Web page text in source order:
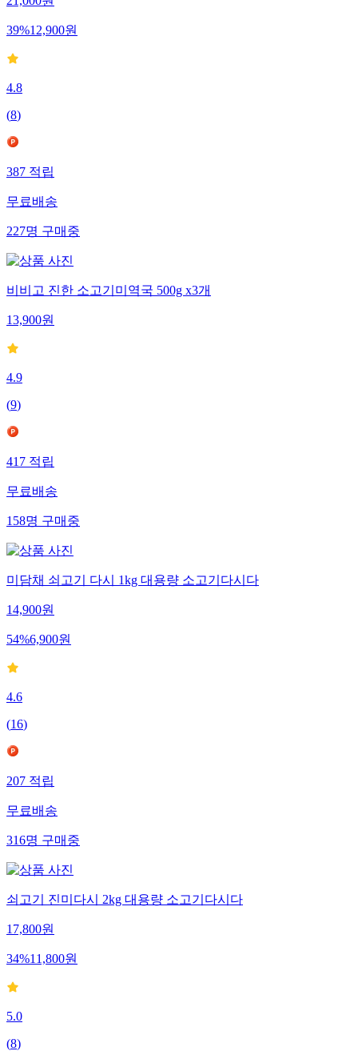
21,000원
39%12,900원
4.8
(8)
387적립
무료배송
227명구매중
비비고 진한 소고기미역국 500g x3개
13,900원
4.9
(9)
417적립
무료배송
158명구매중
미담채 쇠고기 다시 1kg 대용량 소고기다시다
14,900원
54%6,900원
4.6
(16)
207적립
무료배송
316명구매중
쇠고기 진미다시 2kg 대용량 소고기다시다
17,800원
34%11,800원
5.0
(8)